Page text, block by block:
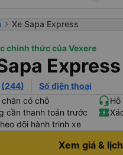
chevron_right Xe Sapa Express
chính thức của Vexere
Express
(244)
Số điện thoại
chắn có chỗ
cần thanh toán trước
dõi hành trình xe
Xem giá &